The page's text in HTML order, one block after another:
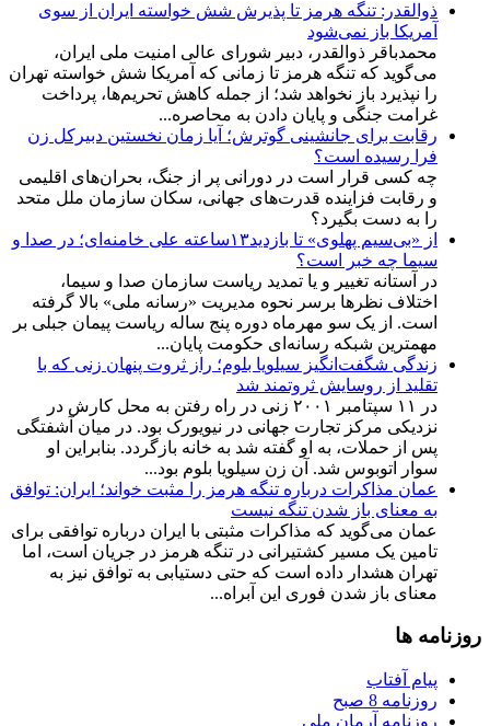
ذوالقدر: تنگه هرمز تا پذیرش شش خواسته ایران از سوی
آمریکا باز نمی‌شود
محمدباقر ذوالقدر، دبیر شورای عالی امنیت ملی ایران،
می‌گوید که تنگه هرمز تا زمانی که آمریکا شش خواسته تهران
را نپذیرد باز نخواهد شد؛ از جمله کاهش تحریم‌ها، پرداخت
غرامت جنگی و پایان دادن به محاصره...
رقابت برای جانشینی گوترش؛ آیا زمان نخستین دبیرکل زن
فرا رسیده است؟
چه کسی قرار است در دورانی پر از جنگ، بحران‌های اقلیمی
و رقابت فزاینده قدرت‌های جهانی، سکان سازمان ملل متحد
را به دست بگیرد؟
از «بی‌سیم پهلوی» تا بازدید۱۳ساعته علی خامنه‌ای؛ در صدا و
سیما چه خبر است؟
در آستانه تغییر و یا تمدید ریاست سازمان صدا و سیما،
اختلاف نظرها برسر نحوه مدیریت «رسانه ملی» بالا گرفته
است. از یک سو مهرماه دوره پنج ساله ریاست پیمان جبلی بر
مهمترین شبکه رسانه‌ای حکومت پایان...
زندگی شگفت‌انگیز سیلویا بلوم؛ راز ثروت پنهان زنی که با
تقلید از روسایش ثروتمند شد
در ۱۱ سپتامبر ۲۰۰۱ زنی در راه رفتن به محل کارش در
نزدیکی مرکز تجارت جهانی در نیویورک بود. در میان آشفتگی
پس از حملات، به او گفته شد به خانه بازگردد. بنابراین او
سوار اتوبوس شد. آن زن سیلویا بلوم بود...
عمان مذاکرات درباره تنگه هرمز را مثبت خواند؛ ایران: توافق
به معنای باز شدن تنگه نیست
عمان می‌گوید که مذاکرات مثبتی با ایران درباره توافقی برای
تامین یک مسیر کشتیرانی در تنگه هرمز در جریان است، اما
تهران هشدار داده است که حتی دستیابی به توافق نیز به
معنای باز شدن فوری این آبراه...
روزنامه ها
پیام آفتاب
روزنامه 8 صبح
روزنامه آرمان ملى